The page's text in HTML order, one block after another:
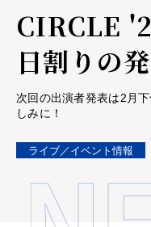
CIRCLE
日割りの発
次回の出演者発表は2月
しみに！
ライブ／イベント情報